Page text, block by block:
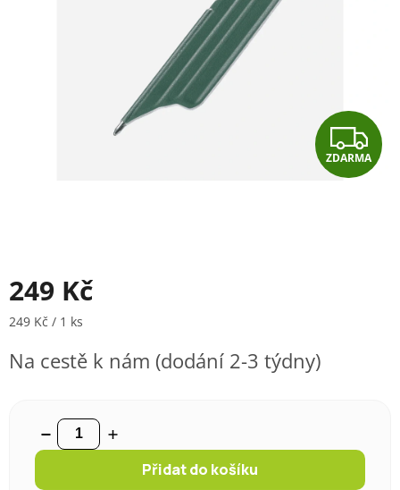
Z
D
ZDARMA
249 Kč
Měrná cena:
249 Kč / 1 ks
Na cestě k nám (dodání 2-3 týdny)
Přidat do košíku